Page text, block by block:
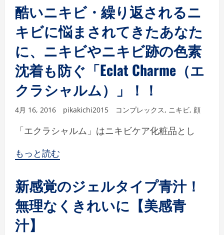
酷いニキビ・繰り返されるニ
キビに悩まされてきたあなた
に、ニキビやニキビ跡の色素
沈着も防ぐ「Eclat Charme（エ
クラシャルム）」！！
4月 16, 2016 pikakichi2015 コンプレックス, ニキビ, 顔
「エクラシャルム」はニキビケア化粧品とし
もっと読む
新感覚のジェルタイプ青汁！
無理なくきれいに【美感青
汁】